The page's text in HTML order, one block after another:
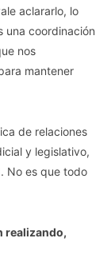
aclararlo, lo
una coordinación
nos
mantener
de relaciones
y legislativo,
No es que todo
realizando,